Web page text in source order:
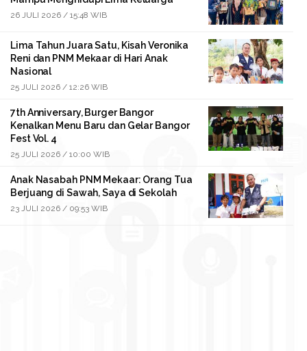
26 JULI 2026 / 15:48 WIB
Lima Tahun Juara Satu, Kisah Veronika
Reni dan PNM Mekaar di Hari Anak
Nasional
25 JULI 2026 / 12:26 WIB
7th Anniversary, Burger Bangor
Kenalkan Menu Baru dan Gelar Bangor
Fest Vol. 4
25 JULI 2026 / 10:00 WIB
Anak Nasabah PNM Mekaar: Orang Tua
Berjuang di Sawah, Saya di Sekolah
23 JULI 2026 / 09:53 WIB